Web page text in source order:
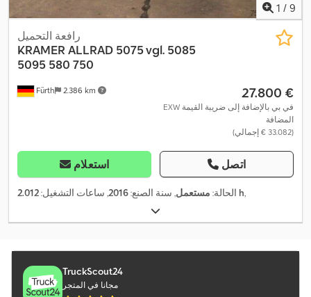
1 / 9
Fürth 2.386 km
رافعة التحميل
KRAMER ALLRAD 5075 vgl. 5085
5095 580 750
‏27.800 €
EXW في بي بالإضافة إلى ضريبة القيمة
المضافة
(‏33.082 € إجمالي)
استعلام اتصل
الحالة: مستعمل, سنة الصنع:2016, ساعات التشغيل: 2.012 h,
TruckScout24
مجانا في المتجر